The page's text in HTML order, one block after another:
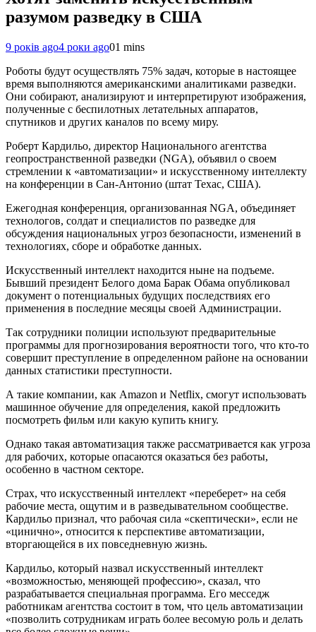
разумом разведку в США
9 років ago4 роки ago01 mins
Роботы будут осуществлять 75% задач, которые в настоящее
время выполняются американскими аналитиками разведки.
Они собирают, анализируют и интерпретируют изображения,
полученные с беспилотных летательных аппаратов,
спутников и других каналов по всему миру.
Роберт Кардильо, директор Национального агентства
геопространственной разведки (NGA), объявил о своем
стремлении к «автоматизации» и искусственному интеллекту
на конференции в Сан-Антонио (штат Техас, США).
Ежегодная конференция, организованная NGA, объединяет
технологов, солдат и специалистов по разведке для
обсуждения национальных угроз безопасности, изменений в
технологиях, сборе и обработке данных.
Искусственный интеллект находится ныне на подъеме.
Бывший президент Белого дома Барак Обама опубликовал
документ о потенциальных будущих последствиях его
применения в последние месяцы своей Администрации.
Так сотрудники полиции используют предварительные
программы для прогнозирования вероятности того, что кто-то
совершит преступление в определенном районе на основании
данных статистики преступности.
А такие компании, как Amazon и Netflix, смогут использовать
машинное обучение для определения, какой предложить
посмотреть фильм или какую купить книгу.
Однако такая автоматизация также рассматривается как угроза
для рабочих, которые опасаются оказаться без работы,
особенно в частном секторе.
Страх, что искусственный интеллект «переберет» на себя
рабочие места, ощутим и в разведывательном сообществе.
Кардильо признал, что рабочая сила «скептически», если не
«цинично», относится к перспективе автоматизации,
вторгающейся в их повседневную жизнь.
Кардильо, который назвал искусственный интеллект
«возможностью, меняющей профессию», сказал, что
разрабатывается специальная программа. Его месседж
работникам агентства состоит в том, что цель автоматизации
«позволить сотрудникам играть более весомую роль и делать